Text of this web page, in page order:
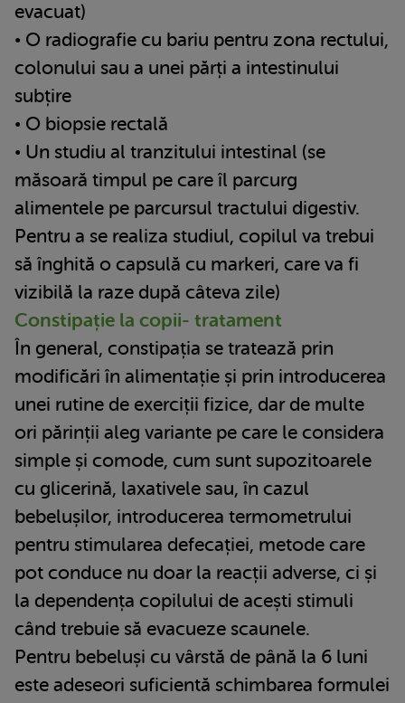
evacuat)
• O radiografie cu bariu pentru zona rectului,
colonului sau a unei părți a intestinului
subțire
• O biopsie rectală
• Un studiu al tranzitului intestinal (se
măsoară timpul pe care îl parcurg
alimentele pe parcursul tractului digestiv.
Pentru a se realiza studiul, copilul va trebui
să înghită o capsulă cu markeri, care va fi
vizibilă la raze după câteva zile)
Constipație la copii- tratament
În general, constipația se tratează prin
modificări în alimentație și prin introducerea
unei rutine de exerciții fizice, dar de multe
ori părinții aleg variante pe care le considera
simple și comode, cum sunt supozitoarele
cu glicerină, laxativele sau, în cazul
bebelușilor, introducerea termometrului
pentru stimularea defecației, metode care
pot conduce nu doar la reacții adverse, ci și
la dependența copilului de acești stimuli
când trebuie să evacueze scaunele.
Pentru bebeluși cu vârstă de până la 6 luni
este adeseori suficientă schimbarea formulei